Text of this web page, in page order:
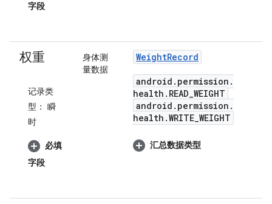
字段
权重
记录类
型： 瞬
时
必填
字段
身体测
量数据
WeightRecord
android . permission .
health . READ_WEIGHT
android . permission .
health .WRITE_WEIGHT
汇总数据类型